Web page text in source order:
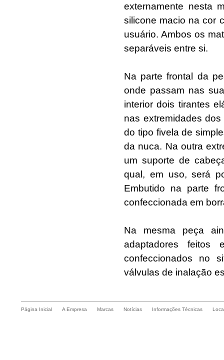
externamente nesta
silicone macio na cor
usuário. Ambos os
separáveis entre si.
Na parte frontal da
onde passam nas
interior dois tirantes
nas extremidades
do tipo fivela de
da nuca. Na outra
um suporte de
qual, em uso, será
Embutido na parte
confeccionada em
Na mesma peça
adaptadores feitos
confeccionados no
válvulas de inalação
Página Inicial A Empresa Marcas Notícias Informações Técnicas